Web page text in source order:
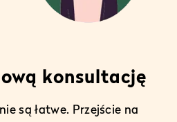
konsultację
są łatwe. Przejście na